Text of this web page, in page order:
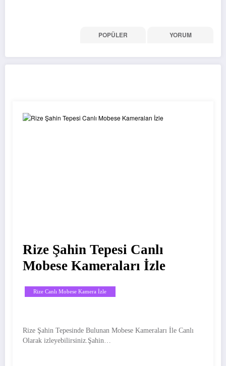
POPÜLER YORUM
Rize Şahin Tepesi Canlı
Mobese Kameraları İzle
Rize Canlı Mobese Kamera İzle
Rize Şahin Tepesinde Bulunan Mobese Kameraları İle Canlı
Olarak izleyebilirsiniz.Şahin…